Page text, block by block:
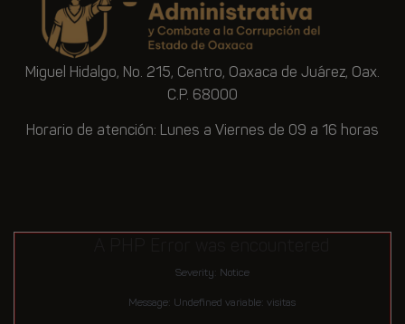
Miguel Hidalgo, No. 215, Centro, Oaxaca de Juárez, Oax.
C.P. 68000
Horario de atención: Lunes a Viernes de 09 a 16 horas
Severity: Notice
Message: Undefined variable: visitas